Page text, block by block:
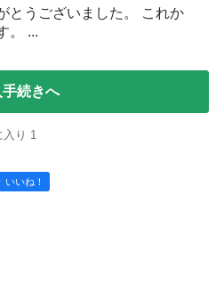
とうございました。 これか
。 ...
手続きへ
入り 1
いいね！